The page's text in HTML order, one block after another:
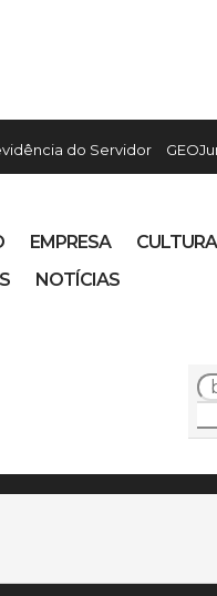
do Servidor
EMPRESA
NOTÍCIAS